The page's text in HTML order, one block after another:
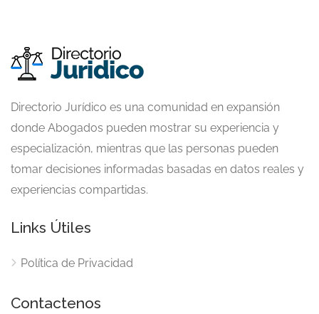
Directorio Jurídico es una comunidad en expansión
donde Abogados pueden mostrar su experiencia y
especialización, mientras que las personas pueden
tomar decisiones informadas basadas en datos reales y
experiencias compartidas.
Links Útiles
Política de Privacidad
Contactenos